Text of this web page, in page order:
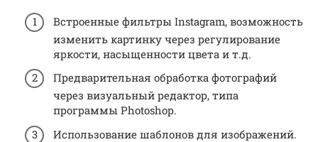
Встроенные фильтры Instagram, возможность
изменить картинку через регулирование
яркости, насыщенности цвета и т.д.
Предварительная обработка фотографий
через визуальный редактор, типа
программы Photoshop.
Использование шаблонов для изображений.